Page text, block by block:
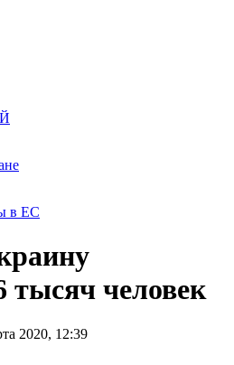
в ЕС
тысяч человек
2020, 12:39